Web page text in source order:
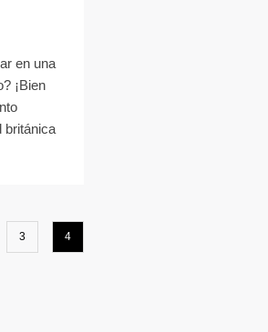
en una
¡Bien
británica
3 4